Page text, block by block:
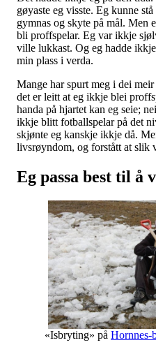
gøyaste eg visste. Eg kunne
gymnas og skyte på mål. Men
bli proffspelar. Eg var ikkje
ville lukkast. Og eg hadde
min plass i verda.
Mange har spurt meg i dei
det er leitt at eg ikkje blei
handa på hjartet kan eg seie;
ikkje blitt fotballspelar på det
skjønte eg kanskje ikkje då.
livsrøyndom, og forstått at slik
Eg passa best til å
«Isbryting» på Hornnes-